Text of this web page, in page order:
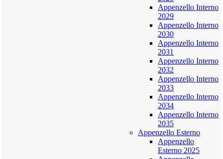
Appenzello Interno
2029
Appenzello Interno
2030
Appenzello Interno
2031
Appenzello Interno
2032
Appenzello Interno
2033
Appenzello Interno
2034
Appenzello Interno
2035
Appenzello Esterno
Appenzello
Esterno 2025